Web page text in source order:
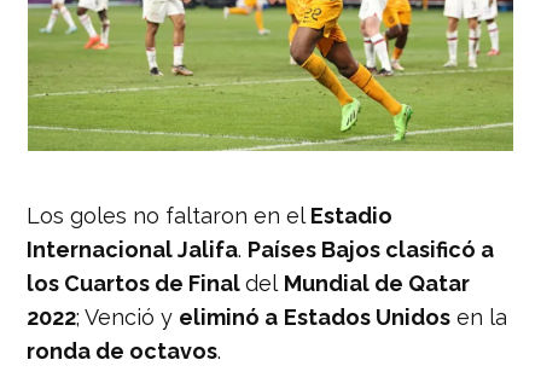
Los goles no faltaron en el Estadio
Internacional Jalifa. Países Bajos clasificó a
los Cuartos de Finaldel Mundial de Qatar
2022; Venció y eliminó a Estados Unidos en la
ronda de octavos.